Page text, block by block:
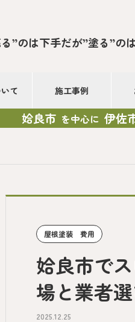
”のは下手だが”塗る”の
て 施工事例
姶良市 を中心に 伊佐
屋根塗装 費用
姶良市で
場と業者
2025.12.25